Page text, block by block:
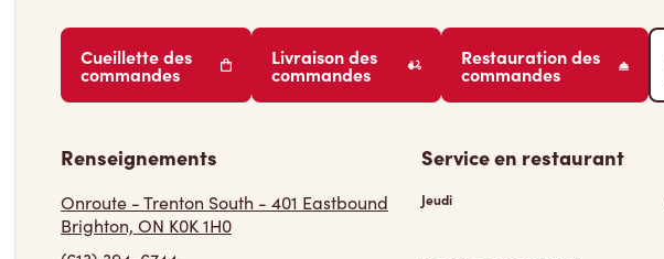
Cueillette des
commandes
Livraison des
commandes
Restauration des
commandes
Renseignements
Onroute - Trenton South - 401 Eastbound
Brighton, ON K0K 1H0
Service en restaurant
Jeudi